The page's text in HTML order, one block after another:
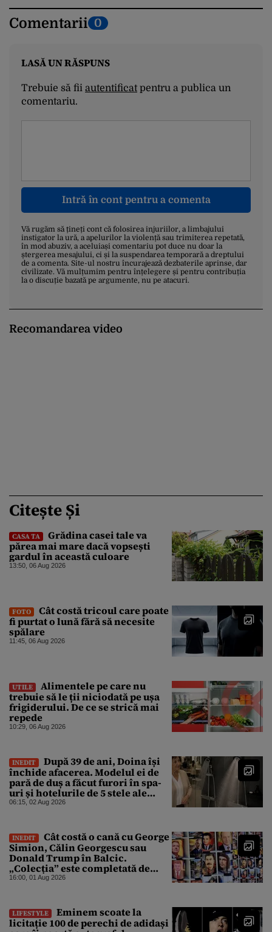
Comentarii 0
LASĂ UN RĂSPUNS
Trebuie să fii autentificatpentru a publica un
comentariu.
Intră în cont pentru a comenta
Vă rugăm să țineți cont că folosirea injuriilor, a limbajului
instigator la ură, a apelurilor la violență sau trimiterea repetată,
în mod abuziv, a aceluiași comentariu pot duce nu doar la
ștergerea mesajului, ci și la suspendarea temporară a dreptului
de a comenta. Site-ul nostru încurajează dezbaterile aprinse, dar
civilizate. Vă mulțumim pentru înțelegere și pentru contribuția
la o discuție bazată pe argumente, nu pe atacuri.
Recomandarea video
Citește Și
CASA TA
Grădina casei tale va
părea mai mare dacă vopsești
gardul în această culoare
13:50, 06 Aug 2026
FOTO
Cât costă tricoul care poate
fi purtat o lună fără să necesite
spălare
11:45, 06 Aug 2026
UTILE
Alimentele pe care nu
trebuie să le ții niciodată pe ușa
frigiderului. De ce se strică mai
repede
10:29, 06 Aug 2026
INEDIT
După 39 de ani, Doina își
închide afacerea. Modelul ei de
pară de duș a făcut furori în spa-
uri și hotelurile de 5 stele ale
lumii. Ce nu a mai mers
06:15, 02 Aug 2026
INEDIT
Cât costă o cană cu George
Simion, Călin Georgescu sau
Donald Trump în Balcic.
„Colecția” este completată de
Nicușor Dan, Ceaușescu și Stalin
16:00, 01 Aug 2026
LIFESTYLE
Eminem scoate la
licitație 100 de perechi de adidași